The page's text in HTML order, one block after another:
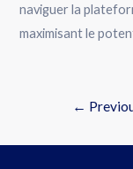
naviguer la
maximisant le
←